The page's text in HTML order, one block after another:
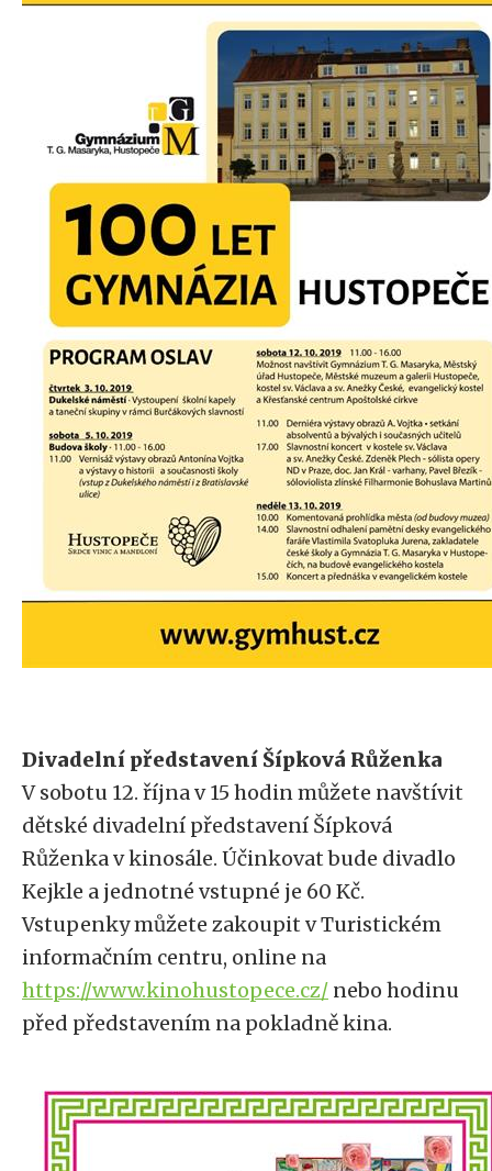
Divadelní představení Šípková Růženka
V sobotu 12. října v 15 hodin můžete navštívit
dětské divadelní představení Šípková
Růženka v kinosále. Účinkovat bude divadlo
Kejkle a jednotné vstupné je 60 Kč.
Vstupenky můžete zakoupit v Turistickém
informačním centru, online na
https://www.kinohustopece.cz/ nebo hodinu
před představením na pokladně kina.